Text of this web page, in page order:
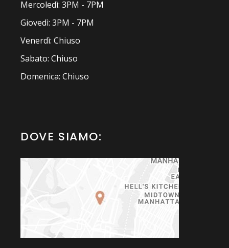
Mercoledì: 3PM - 7PM
Giovedì: 3PM - 7PM
Venerdì: Chiuso
Sabato: Chiuso
Domenica: Chiuso
DOVE SIAMO: